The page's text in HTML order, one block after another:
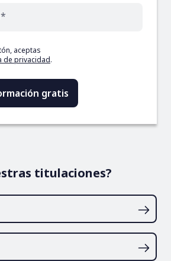
aceptas
de privacidad.
titulaciones?